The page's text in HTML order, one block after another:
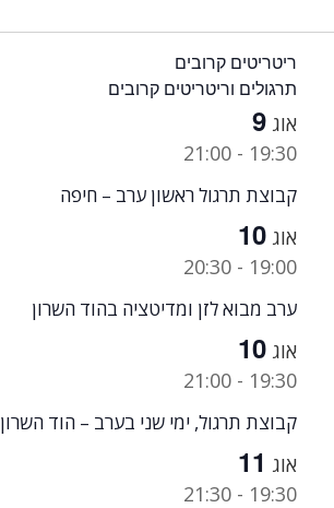
ריטריטים קרובים
תרגולים וריטריטים קרובים
אוג 9
19:30
-
21:00
קבוצת תרגול ראשון ערב – חיפה
אוג 10
19:00
-
20:30
ערב מבוא לזן ומדיטציה בהוד השרון
אוג 10
19:30
-
21:00
קבוצת תרגול, ימי שני בערב – הוד השרון
אוג 11
19:30
-
21:30